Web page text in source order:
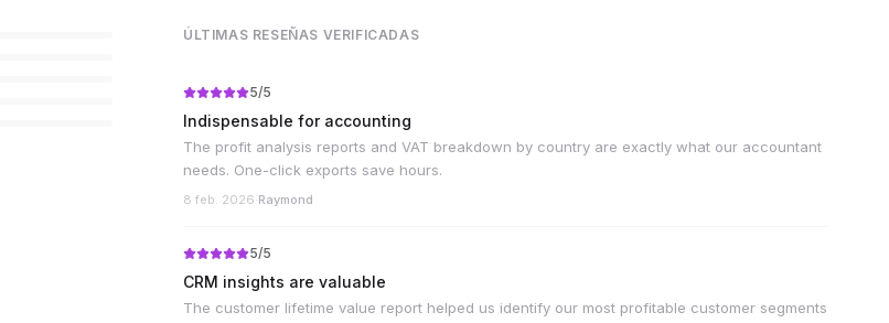
ÚLTIMAS RESEÑAS VERIFICADAS
5/5
Indispensable for accounting
The profit analysis reports and VAT breakdown by country are exactly what our accountant
needs. One-click exports save hours.
8 feb. 2026·Raymond
5/5
CRM insights are valuable
The customer lifetime value report helped us identify our most profitable customer segments